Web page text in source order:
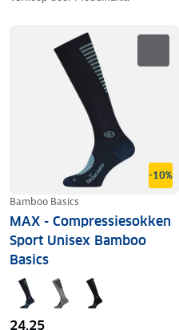
-10%
Bamboo Basics
MAX - Compressiesokken
Sport Unisex Bamboo
Basics
24,25